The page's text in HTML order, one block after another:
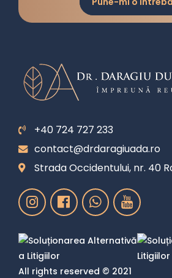
+40 724 727 233
contact@drdaragiuada.ro
Strada Occidentului, nr. 40
All rights reserved © 2021